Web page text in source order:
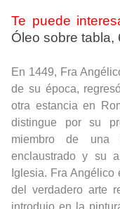
Te puede
Óleo sobre tabla,
En 1449, Fra
de su época,
otra estancia en
distingue por su
miembro de una
enclaustrado y su
Iglesia. Fra
del verdadero arte
introdujo en la